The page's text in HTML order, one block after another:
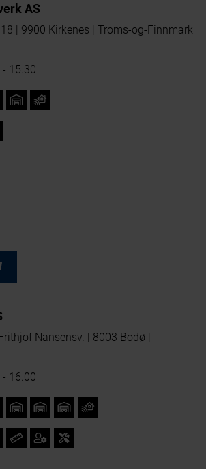
AS
| 9900 Kirkenes | Troms-og-Finnmark
15.30
Nansensv. | 8003 Bodø |
16.00